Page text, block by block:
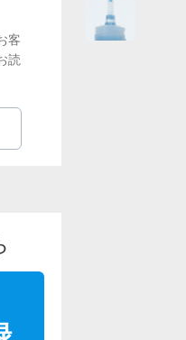
客
読